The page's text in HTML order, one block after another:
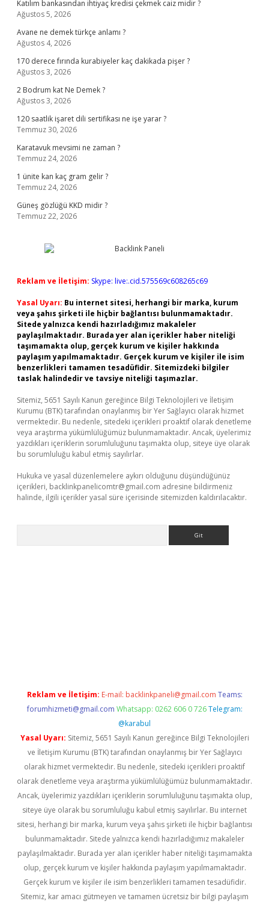
Katılım bankasından ihtiyaç kredisi çekmek caiz midir ?
Ağustos 5, 2026
Avane ne demek türkçe anlamı ?
Ağustos 4, 2026
170 derece fırında kurabiyeler kaç dakikada pişer ?
Ağustos 3, 2026
2 Bodrum kat Ne Demek ?
Ağustos 3, 2026
120 saatlik işaret dili sertifikası ne işe yarar ?
Temmuz 30, 2026
Karatavuk mevsimi ne zaman ?
Temmuz 24, 2026
1 ünite kan kaç gram gelir ?
Temmuz 24, 2026
Güneş gözlüğü KKD midir ?
Temmuz 22, 2026
Reklam ve İletişim: Skype: live:.cid.575569c608265c69
Yasal Uyarı: Bu internet sitesi, herhangi bir marka, kurum
veya şahıs şirketi ile hiçbir bağlantısı bulunmamaktadır.
Sitede yalnızca kendi hazırladığımız makaleler
paylaşılmaktadır. Burada yer alan içerikler haber niteliği
taşımamakta olup, gerçek kurum ve kişiler hakkında
paylaşım yapılmamaktadır. Gerçek kurum ve kişiler ile isim
benzerlikleri tamamen tesadüfidir. Sitemizdeki bilgiler
taslak halindedir ve tavsiye niteliği taşımazlar.
Sitemiz, 5651 Sayılı Kanun gereğince Bilgi Teknolojileri ve İletişim
Kurumu (BTK) tarafından onaylanmış bir Yer Sağlayıcı olarak hizmet
vermektedir. Bu nedenle, sitedeki içerikleri proaktif olarak denetleme
veya araştırma yükümlülüğümüz bulunmamaktadır. Ancak, üyelerimiz
yazdıkları içeriklerin sorumluluğunu taşımakta olup, siteye üye olarak
bu sorumluluğu kabul etmiş sayılırlar.
Hukuka ve yasal düzenlemelere aykırı olduğunu düşündüğünüz
içerikleri, backlinkpanelicomtr@gmail.com adresine bildirmeniz
halinde, ilgili içerikler yasal süre içerisinde sitemizden kaldırılacaktır.
Reklam ve İletişim: E-mail: backlinkpaneli@gmail.com Teams:
forumhizmeti@gmail.com Whatsapp: 0262 606 0 726 Telegram:
@karabul
Yasal Uyarı: Sitemiz, 5651 Sayılı Kanun gereğince Bilgi Teknolojileri
ve İletişim Kurumu (BTK) tarafından onaylanmış bir Yer Sağlayıcı
olarak hizmet vermektedir. Bu nedenle, sitedeki içerikleri proaktif
olarak denetleme veya araştırma yükümlülüğümüz bulunmamaktadır.
Ancak, üyelerimiz yazdıkları içeriklerin sorumluluğunu taşımakta olup,
siteye üye olarak bu sorumluluğu kabul etmiş sayılırlar. Bu internet
sitesi, herhangi bir marka, kurum veya şahıs şirketi ile hiçbir bağlantısı
bulunmamaktadır. Sitede yalnızca kendi hazırladığımız makaleler
paylaşılmaktadır. Burada yer alan içerikler haber niteliği taşımamakta
olup, gerçek kurum ve kişiler hakkında paylaşım yapılmamaktadır.
Gerçek kurum ve kişiler ile isim benzerlikleri tamamen tesadüfidir.
Sitemiz, kar amacı gütmeyen ve tamamen ücretsiz bir bilgi paylaşım